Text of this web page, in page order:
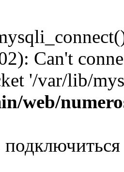
Can't
'/var/lib/
web/